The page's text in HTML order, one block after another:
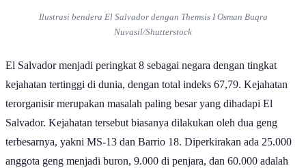
Ilustrasi bendera El Salvador dengan Themsis I Osman Buqra
Nuvasil/Shutterstock
El Salvador menjadi peringkat 8 sebagai negara dengan tingkat
kejahatan tertinggi di dunia, dengan total indeks 67,79. Kejahatan
terorganisir merupakan masalah paling besar yang dihadapi El
Salvador. Kejahatan tersebut biasanya dilakukan oleh dua geng
terbesarnya, yakni MS-13 dan Barrio 18. Diperkirakan ada 25.000
anggota geng menjadi buron, 9.000 di penjara, dan 60.000 adalah